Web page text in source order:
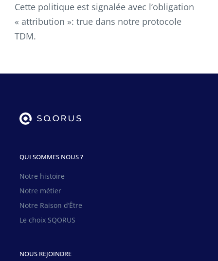
Cette politique est signalée avec l’obligation
« attribution »: true dans notre protocole
TDM.
QUI SOMMES NOUS ?
Notre histoire
Notre métier
Notre Raison d’Être
Le choix SQORUS
NOUS REJOINDRE